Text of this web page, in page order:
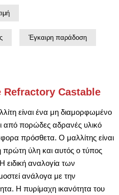
Έγκαιρη παράδοση
Refractory Castable
είναι ένα μη διαμορφωμένο
από πορώδες αδρανές υλικό
πρόσθετα. Ο μαλλίτης είναι
πρώτη ύλη και αυτός ο τύπος
ειδική αναλογία των
ανάλογα με την
Η πυρίμαχη ικανότητα του